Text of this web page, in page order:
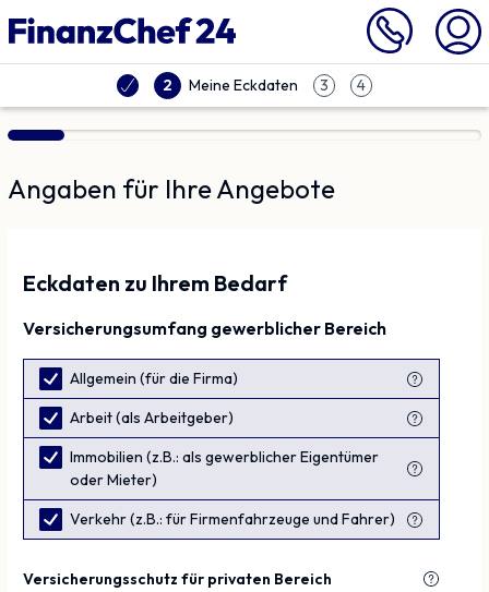
2 Meine Eckdaten 3 4
Angaben für Ihre Angebote
Eckdaten zu Ihrem Bedarf
Versicherungsumfang gewerblicher Bereich
Allgemein (für die Firma)
Arbeit (als Arbeitgeber)
Immobilien (z.B.: als gewerblicher Eigentümer
oder Mieter)
Verkehr (z.B.: für Firmenfahrzeuge und Fahrer)
Versicherungsschutz für privaten Bereich